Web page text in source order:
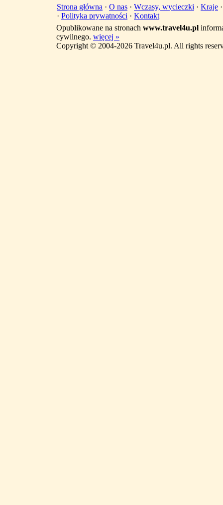
Strona główna · O nas · Wczasy, wycieczki · Kraje
· Polityka prywatności · Kontakt
Opublikowane na stronach www.travel4u.pl
cywilnego. więcej »
Copyright © 2004-2026 Travel4u.pl. All rights